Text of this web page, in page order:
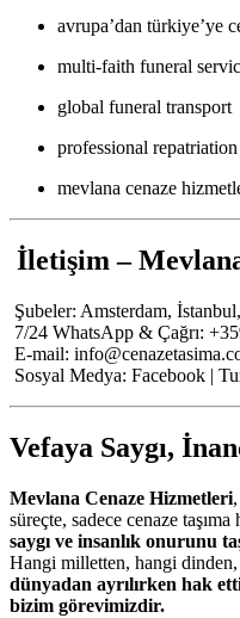
avrupa’dan türkiye’ye
multi-faith funeral
global funeral transport
professional
mevlana cenaze
İletişim –
Şubeler: Amsterdam,
7/24 WhatsApp & Çağrı:
E-mail:
Sosyal Medya: Facebook |
Vefaya Saygı,
Mevlana Cenaze Hizmetleri
süreçte, sadece cenaze
saygı ve insanlık onurunu
Hangi milletten, hangi
dünyadan ayrılırken hak
bizim görevimizdir.